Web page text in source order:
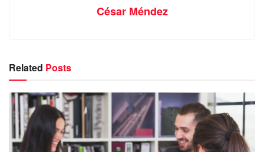
César Méndez
Related Posts